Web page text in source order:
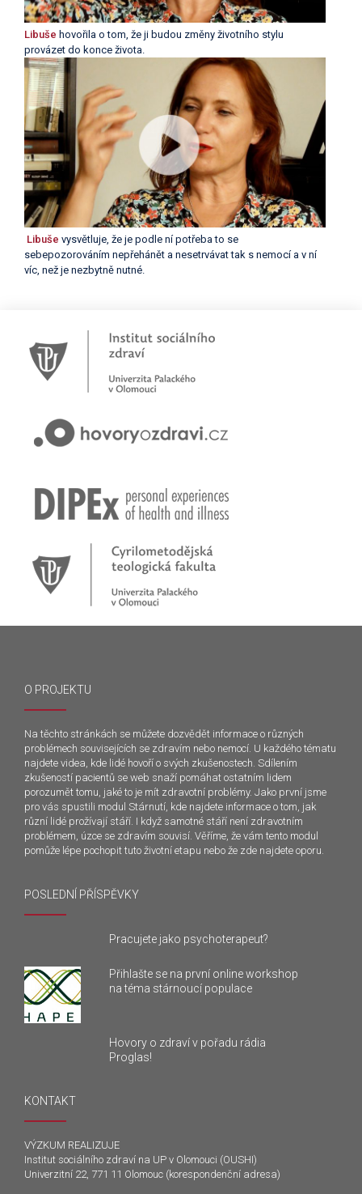
Libuše hovořila o tom, že ji budou změny životního stylu
provázet do konce života.
Libuše vysvětluje, že je podle ní potřeba to se
sebepozorováním nepřehánět a nesetrvávat tak s nemocí a v ní
víc, než je nezbytně nutné.
O PROJEKTU
Na těchto stránkách se můžete dozvědět informace o různých
problémech souvisejících se zdravím nebo nemocí. U každého tématu
najdete videa, kde lidé hovoří o svých zkušenostech. Sdílením
zkušeností pacientů se web snaží pomáhat ostatním lidem
porozumět tomu, jaké to je mít zdravotní problémy. Jako první jsme
pro vás spustili modul Stárnutí, kde najdete informace o tom, jak
různí lidé prožívají stáří. I když samotné stáří není zdravotním
problémem, úzce se zdravím souvisí. Věříme, že vám tento modul
pomůže lépe pochopit tuto životní etapu nebo že zde najdete oporu.
POSLEDNÍ PŘÍSPĚVKY
Pracujete jako psychoterapeut?
Přihlašte se na první online workshop
na téma stárnoucí populace
Hovory o zdraví v pořadu rádia
Proglas!
KONTAKT
VÝZKUM REALIZUJE
Institut sociálního zdraví na UP v Olomouci (OUSHI)
Univerzitní 22, 771 11 Olomouc (korespondenční adresa)